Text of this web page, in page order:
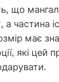
що
частина
має
які цей